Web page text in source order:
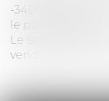
-34000
le parking Pitot)
Le secrétariat
vendredi, de 9h à